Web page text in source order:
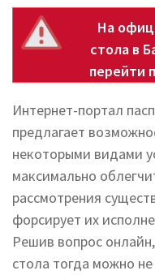
На
стола в
перейти
Интернет-портал
предлагает
некоторыми видами
максимально
рассмотрения
форсирует их
Решив вопрос
стола тогда можно